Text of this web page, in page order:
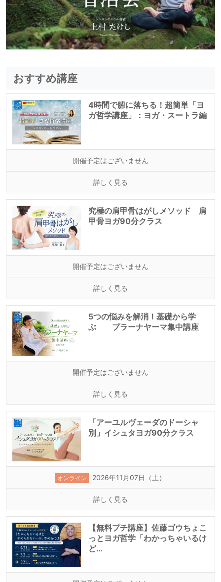
おすすめ講座
4時間で腑に落ちる！超簡単「ヨ
ガ哲学講座」：ヨガ・スートラ編
開催予定はございません
詳しく見る
究極の肩甲骨はがしメソッド 肩
甲骨ヨガ90分クラス
開催予定はございません
詳しく見る
5つの悩みを解消！基礎から学
ぶ プラーナヤーマ集中講座
開催予定はございません
詳しく見る
「アーユルヴェーダのドーシャ
別」イシュタヨガ90分クラス
オンライン 2026年11月07日（土）
詳しく見る
【無料プチ講座】佐藤ゴウちょこ
っとヨガ哲学「わかっちゃいるけ
ど…